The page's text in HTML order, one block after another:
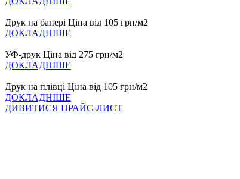
Друк на банері Ціна від 105 грн/м2
ДОКЛАДНІШЕ
УФ-друк Ціна від 275 грн/м2
ДОКЛАДНІШЕ
Друк на плівці Ціна від 105 грн/м2
ДОКЛАДНІШЕ
ДИВИТИСЯ ПРАЙС-ЛИСТ